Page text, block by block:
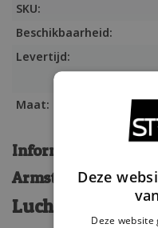
SKU:
Beschikbaarheid:
Levertijd:
Maat:
Informatie
Armstoel Netkat
Luchtige
Deze
Deze website